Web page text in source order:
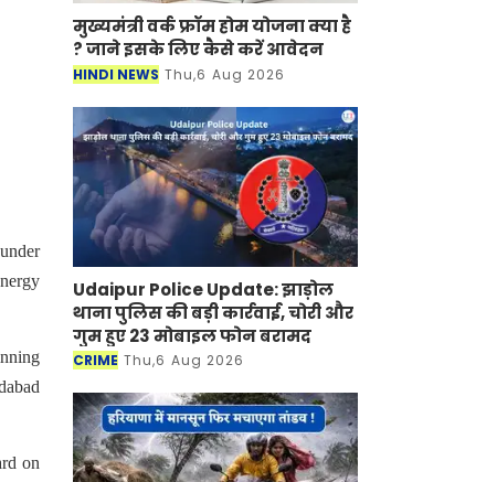
on
मुख्यमंत्री वर्क फ्रॉम होम योजना क्या है
? जाने इसके लिए कैसे करें आवेदन
HINDI NEWS Thu,6 Aug 2026
Udaipur Police Update: झाड़ोल
थाना पुलिस की बड़ी कार्रवाई, चोरी और
गुम हुए 23 मोबाइल फोन बरामद
CRIME Thu,6 Aug 2026